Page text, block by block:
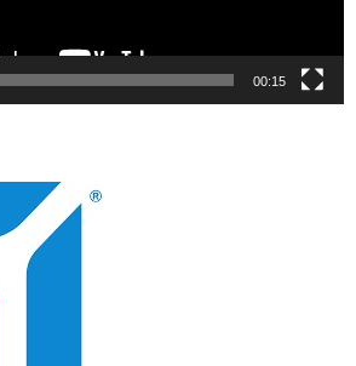
00:15